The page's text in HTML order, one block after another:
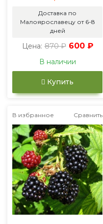
Доставка по
Малоярославецу от 6-8
дней
Цена: 870 ₽ 600 ₽
В наличии
Купить
В избранное Сравнить